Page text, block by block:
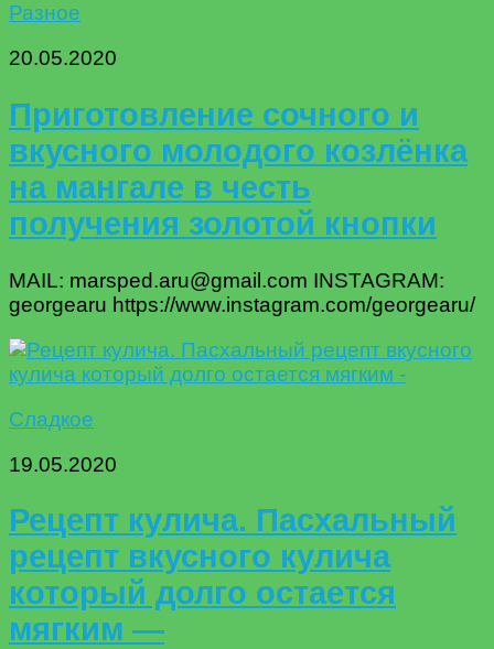
Разное
20.05.2020
Приготовление сочного и
вкусного молодого козлёнка
на мангале в честь
получения золотой кнопки
MAIL: marsped.aru@gmail.com INSTAGRAM:
georgearu https://www.instagram.com/georgearu/
Сладкое
19.05.2020
Рецепт кулича. Пасхальный
рецепт вкусного кулича
который долго остается
мягким —